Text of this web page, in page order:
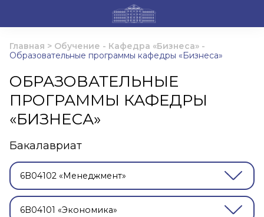
Главная > Обучение - Кафедра «Бизнеса» -
Образовательные программы кафедры «Бизнеса»
ОБРАЗОВАТЕЛЬНЫЕ
ПРОГРАММЫ КАФЕДРЫ
«БИЗНЕСА»
Бакалавриат
6B04102 «Менеджмент»
6B04101 «Экономика»